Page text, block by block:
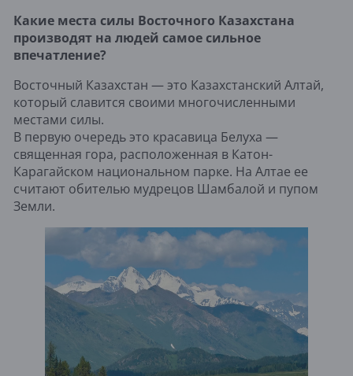
Какие места силы Восточного Казахстана
производят на людей самое сильное
впечатление?
Восточный Казахстан — это Казахстанский Алтай,
который славится своими многочисленными
местами силы.
В первую очередь это красавица Белуха —
священная гора, расположенная в Катон-
Карагайском национальном парке. На Алтае ее
считают обителью мудрецов Шамбалой и пупом
Земли.